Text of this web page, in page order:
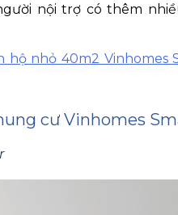
nội trợ có thêm
hộ nhỏ 40m2 Vinhomes
cư Vinhomes